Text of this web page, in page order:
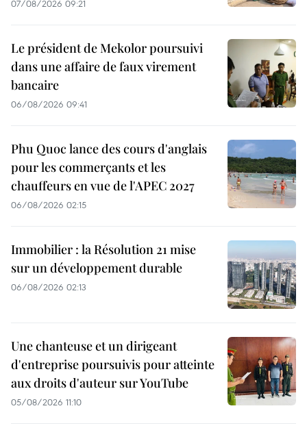
07/08/2026 09:21
Le président de Mekolor poursuivi
dans une affaire de faux virement
bancaire
06/08/2026 09:41
Phu Quoc lance des cours d'anglais
pour les commerçants et les
chauffeurs en vue de l'APEC 2027
06/08/2026 02:15
Immobilier : la Résolution 21 mise
sur un développement durable
06/08/2026 02:13
Une chanteuse et un dirigeant
d'entreprise poursuivis pour atteinte
aux droits d'auteur sur YouTube
05/08/2026 11:10